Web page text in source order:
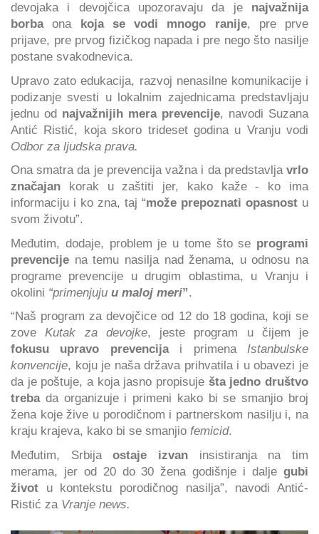
devojaka i devojčica upozoravaju da je najvažnija
borbaona koja se vodi mnogo ranije, pre prve
prijave, pre prvog fizičkog napada i pre nego što nasilje
postane svakodnevica.
Upravo zato edukacija, razvoj nenasilne komunikacije i
podizanje svesti u lokalnim zajednicama predstavljaju
jednu od najvažnijih mera prevencije, navodi Suzana
Antić Ristić, koja skoro trideset godina u Vranju vodi
Odbor za ljudska prava.
Ona smatra da je prevencija važna i da predstavljavrlo
značajan korak u zaštiti jer, kako kaže - ko ima
informaciju i ko zna, taj “može prepoznati opasnost u
svom životu”.
Međutim, dodaje, problem je u tome što se programi
prevencije na temu nasilja nad ženama, u odnosu na
programe prevencije u drugim oblastima, u Vranju i
okolini “primenjuju u maloj meri”.
“Naš program za devojčice od 12 do 18 godina, koji se
zoveKutak za devojke, jeste program u čijem je
fokusu upravo prevencijai primena Istanbulske
konvencije, koju je naša država prihvatila i u obavezi je
da je poštuje, a koja jasno propisuje šta jedno društvo
treba da organizuje i primeni kako bi se smanjio broj
žena koje žive u porodičnom i partnerskom nasilju i, na
kraju krajeva, kako bi se smanjio femicid.
Međutim, Srbijaostaje izvan insistiranja na tim
merama, jer od 20 do 30 žena godišnje i dalje gubi
život u kontekstu porodičnog nasilja”, navodi Antić-
Ristić za Vranje news.